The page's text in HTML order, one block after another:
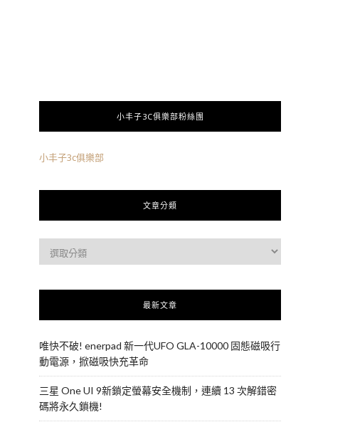
小丰子3C俱樂部粉絲團
小丰子3c俱樂部
文章分類
最新文章
唯快不破! enerpad 新一代UFO GLA-10000 固態磁吸行
動電源，掀磁吸快充革命
三星 One UI 9新鎖定螢幕安全機制，連續 13 次解錯密
碼將永久鎖機!